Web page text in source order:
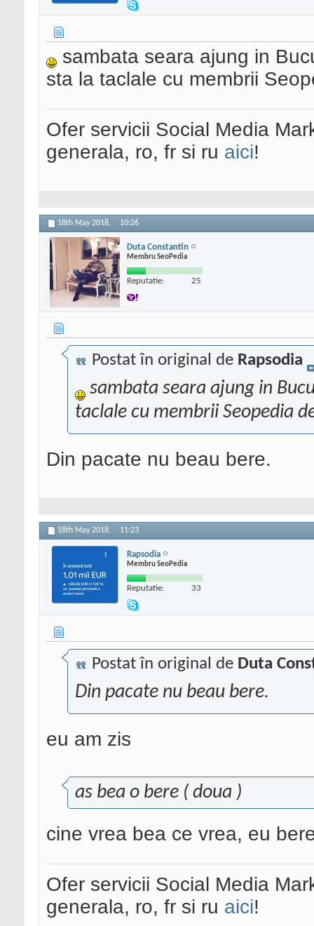
sambata seara ajung in
sta la taclale cu membrii
Ofer servicii Social Media
generala, ro, fr si ru aici!
18th May 2018, 10:26
Duta Constantin
Membru SeoPedia
Reputatie: 25
Postat în original de Rapsodia
sambata seara ajung in
taclale cu membrii Seopedia
Din pacate nu beau bere.
18th May 2018, 11:23
Rapsodia
Membru SeoPedia
Reputatie: 33
Postat în original de Duta
Din pacate nu beau bere.
eu am zis
as bea o bere ( doua )
cine vrea bea ce vrea, eu
Ofer servicii Social Media
generala, ro, fr si ru aici!